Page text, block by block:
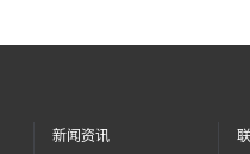
新闻资讯